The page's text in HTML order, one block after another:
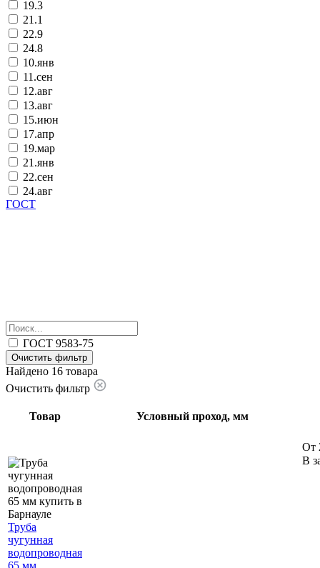
19.3
21.1
22.9
24.8
10.янв
11.сен
12.авг
13.авг
15.июн
17.апр
19.мар
21.янв
22.сен
24.авг
ГОСТ
ГОСТ 9583-75
Очистить фильтр
Найдено 16 товара
Очистить фильтр
Товар Условный проход, мм
Труба
чугунная
водопроводная
65 мм
От
В